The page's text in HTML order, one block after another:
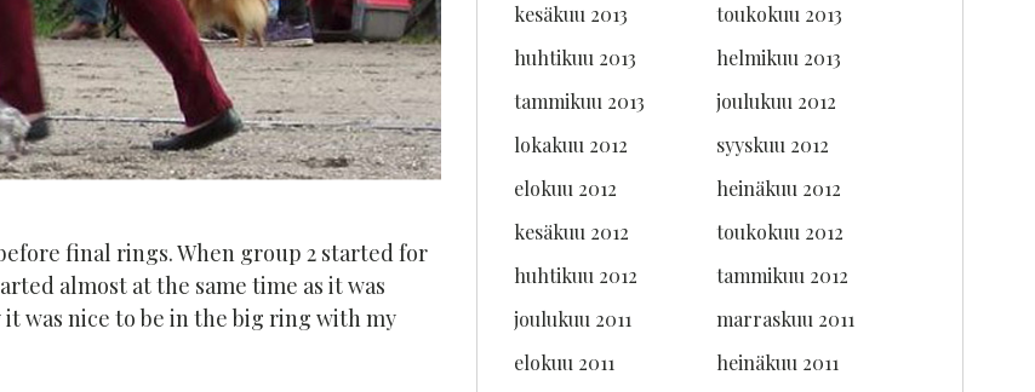
final rings. When group 2 started for
almost at the same time as it was
was nice to be in the big ring with my
kesäkuu 2013
toukokuu 2013
huhtikuu 2013
helmikuu 2013
tammikuu 2013
joulukuu 2012
lokakuu 2012
syyskuu 2012
elokuu 2012
heinäkuu 2012
kesäkuu 2012
toukokuu 2012
huhtikuu 2012
tammikuu 2012
joulukuu 2011
marraskuu 2011
elokuu 2011
heinäkuu 2011